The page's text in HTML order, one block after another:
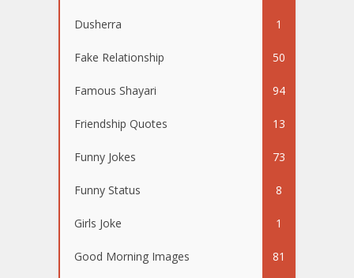
Dusherra 1
Fake Relationship 50
Famous Shayari 94
Friendship Quotes 13
Funny Jokes 73
Funny Status 8
Girls Joke 1
Good Morning Images 81